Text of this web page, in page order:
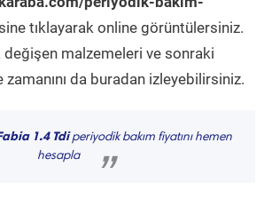
tıklayarak online görüntülersiniz.
değişen malzemeleri ve sonraki
da buradan izleyebilirsiniz.
1.4 Tdiperiyodik bakım fiyatını hemen
hesapla
”